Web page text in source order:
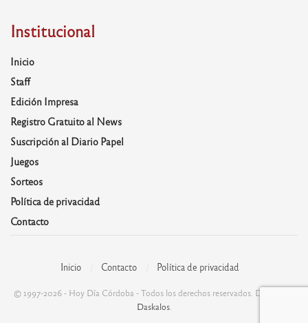
Institucional
Inicio
Staff
Edición Impresa
Registro Gratuito al News
Suscripción al Diario Papel
Juegos
Sorteos
Política de privacidad
Contacto
Inicio Contacto Política de privacidad
© 1997-2026 - Hoy Día Córdoba - Todos los derechos reservados. Desarrolla:
Daskalos.